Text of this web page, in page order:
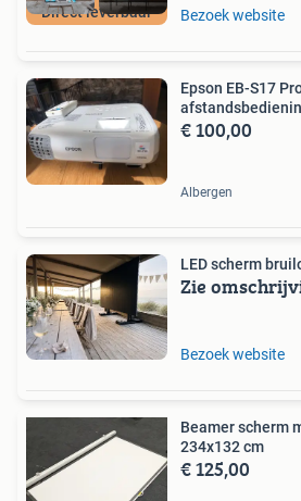
Direct leverbaar Bezoek website
Epson EB-S17
€ 100,00
Albergen
LED scherm
Zie
Bezoek website
Beamer scherm
234x132 cm
€ 125,00